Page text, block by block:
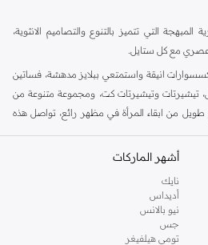
المبهجة التي تتميز بالتنوع والتصاميم الانثوية،
عصري مع كل ستايل.
انيقة واستمتعي ببلايز مدهشة، فساتين
تيشيرتات وتيشيرتات كت، ومجموعة متنوعة من
طويل من ابقاء المرأة في مظهر رائع، تواصل هذه
للعمل، البحث عن فستان مثالي للحفلات او
واستمتعي باكثر من الف ستايل من مجموعة
أشهر الماركات
نايك
أديداس
نيو بالانس
جس
تومي هيلفيغر